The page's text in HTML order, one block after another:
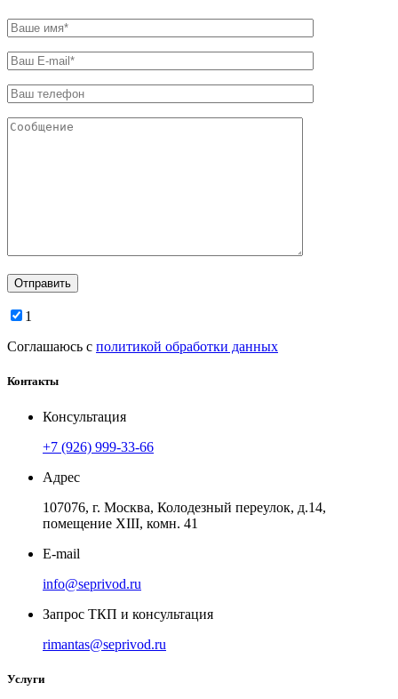
1
Соглашаюсь с политикой обработки данных
Контакты
Консультация
+7 (926) 999-33-66
Адрес
107076, г. Москва, Колодезный переулок, д.14,
помещение ХIII, комн. 41
E-mail
info@seprivod.ru
Запрос ТКП и консультация
rimantas@seprivod.ru
Услуги